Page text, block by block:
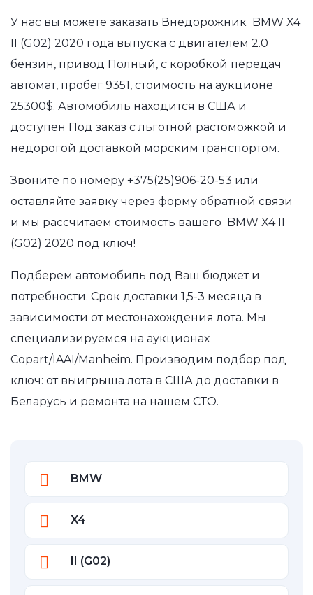
У нас вы можете заказать Внедорожник BMW X4
II (G02) 2020 года выпуска с двигателем 2.0
бензин, привод Полный, с коробкой передач
автомат, пробег 9351, стоимость на аукционе
25300$. Автомобиль находится в США и
доступен Под заказ с льготной растоможкой и
недорогой доставкой морским транспортом.
Звоните по номеру +375(25)906-20-53 или
оставляйте заявку через форму обратной связи
и мы рассчитаем стоимость вашего BMW X4 II
(G02) 2020 под ключ!
Подберем автомобиль под Ваш бюджет и
потребности. Срок доставки 1,5-3 месяца в
зависимости от местонахождения лота. Мы
специализируемся на аукционах
Copart/IAAI/Manheim. Производим подбор под
ключ: от выигрыша лота в США до доставки в
Беларусь и ремонта на нашем СТО.
BMW
X4
II (G02)